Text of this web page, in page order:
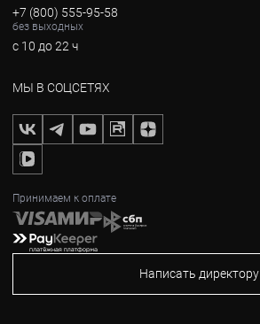
+7 (800) 555-95-58
без выходных
с 10 до 22 ч
МЫ В СОЦСЕТЯХ
Принимаем к оплате
Написать директору